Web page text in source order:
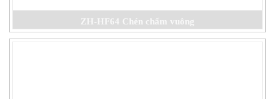
ZH-HF64 Chén chấm vuông